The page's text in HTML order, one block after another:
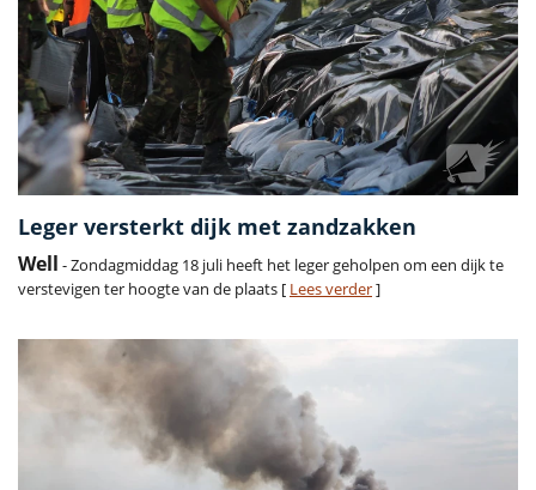
Leger versterkt dijk met zandzakken
Well - Zondagmiddag 18 juli heeft het leger geholpen om een dijk te
verstevigen ter hoogte van de plaats [ Lees verder]